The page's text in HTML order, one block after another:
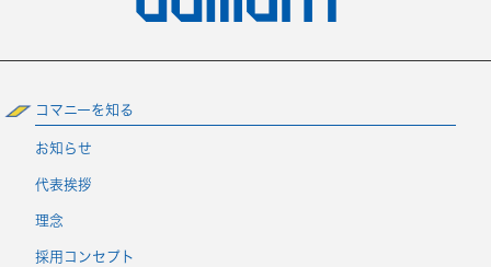
コマニーを知る
お知らせ
代表挨拶
理念
採用コンセプト